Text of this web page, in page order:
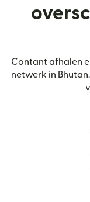
Contant afhalen
netwerk in